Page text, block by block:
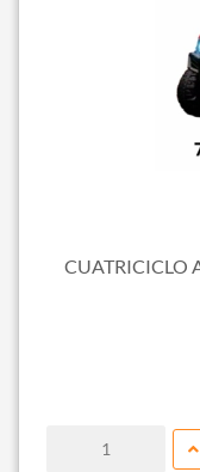
CUATRICICLO